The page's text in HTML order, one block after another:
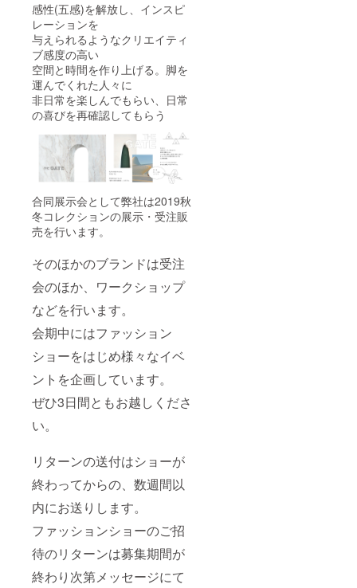
感性(五感)を解放し、インスピ
レーションを
与えられるようなクリエイティ
ブ感度の高い
空間と時間を作り上げる。脚を
運んでくれた人々に
非日常を楽しんでもらい、日常
の喜びを再確認してもらう
合同展示会として弊社は2019秋
冬コレクションの展示・受注販
売を行います。
そのほかのブランドは受注
会のほか、ワークショップ
などを行います。
会期中にはファッション
ショーをはじめ様々なイベ
ントを企画しています。
ぜひ3日間ともお越しくださ
い。
リターンの送付はショーが
終わってからの、数週間以
内にお送りします。
ファッションショーのご招
待のリターンは募集期間が
終わり次第メッセージにて